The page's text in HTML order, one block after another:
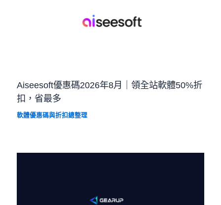
Aiseesoft優惠碼2026年8月｜領全站軟體50%折
扣，省最多
軟體優惠碼與折扣總整理